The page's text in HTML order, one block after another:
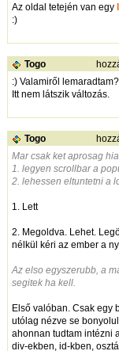
Az oldal tetején van egy
:)
Togo
:) Valamiről
Itt nem látszik változás.
Togo
Mar csak ket aprosag
1. legyen scrollbar a
2. lehessen eltuntetni a
1. Lett
2. Megoldva. Lehet.
nélkül kéri az ember a
Az elso egyszerubb, a
segitek ha kell.
Első valóban. Csak egy
utólag nézve se
ahonnan tudtam intézni
div-ekben, id-kben,